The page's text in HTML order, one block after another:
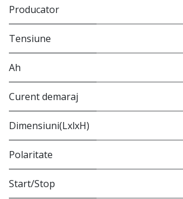
Producator
Tensiune
Ah
Curent demaraj
Dimensiuni(LxlxH)
Polaritate
Start/Stop